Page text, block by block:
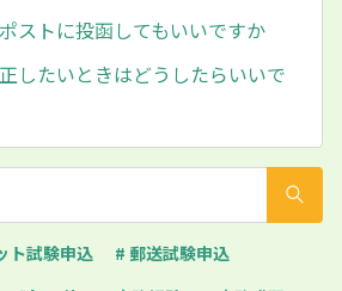
ストに投函してもいいですか
したいときはどうしたらいいで
ト試験申込
# 郵送試験申込